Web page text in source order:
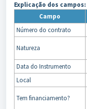
Explicação dos campos:
Campo
Número do contrato
Natureza
Data do Instrumento
Local
Tem financiamento?